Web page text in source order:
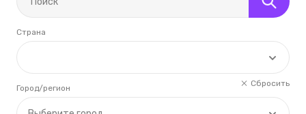
Страна
Сбросить
Город/регион